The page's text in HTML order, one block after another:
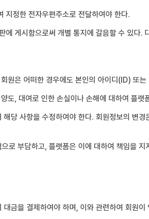
지정한 전자우편주소로 전달하여야 한다.
게시함으로써 개별 통지에 갈음할 수 있다.
은 어떠한 경우에도 본인의 아이디(ID) 또
, 대여로 인한 손실이나 손해에 대하여 플랫
당 사항을 수정하여야 한다. 회원정보의 변
로 부담하고, 플랫폼은 이에 대하여 책임을 지
금을 결제하여야 하며, 이와 관련하여 회원